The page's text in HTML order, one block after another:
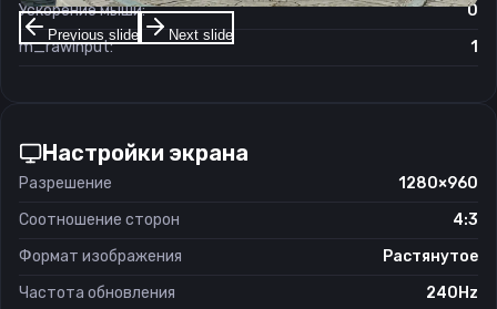
Previous slide Next slide
Ускорение мыши:
0
m_rawinput:
1
Настройки экрана
Разрешение
1280×960
Соотношение сторон
4:3
Формат изображения
Растянутое
Частота обновления
240Hz